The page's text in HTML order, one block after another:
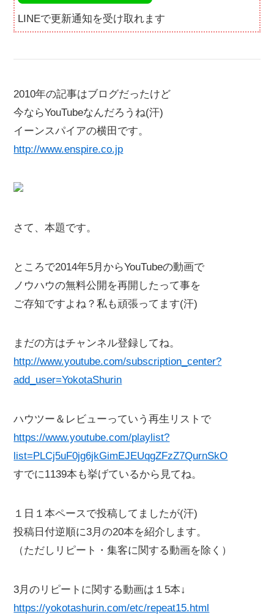
LINEで更新通知を受け取れます
2010年の記事はブログだったけど
今ならYouTubeなんだろうね(汗)
イーンスパイアの横田です。
http://www.enspire.co.jp
さて、本題です。
ところで2014年5月からYouTubeの動画で
ノウハウの無料公開を再開したって事を
ご存知ですよね？私も頑張ってます(汗)
まだの方はチャンネル登録してね。
http://www.youtube.com/subscription_center?
add_user=YokotaShurin
ハウツー＆レビューっていう再生リストで
https://www.youtube.com/playlist?
list=PLCj5uF0jg6jkGimEJEUqgZFzZ7QurnSkO
すでに1139本も挙げているから見てね。
１日１本ペースで投稿してましたが(汗)
投稿日付逆順に3月の20本を紹介します。
（ただしリピート・集客に関する動画を除く）
3月のリピートに関する動画は１5本↓
https://yokotashurin.com/etc/repeat15.html